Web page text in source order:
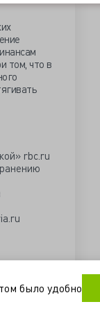
том, что в
rbc.ru
было удобно